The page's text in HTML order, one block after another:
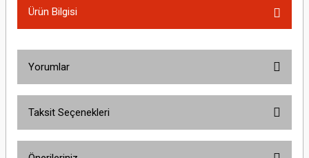
Ürün Bilgisi
Yorumlar
Taksit Seçenekleri